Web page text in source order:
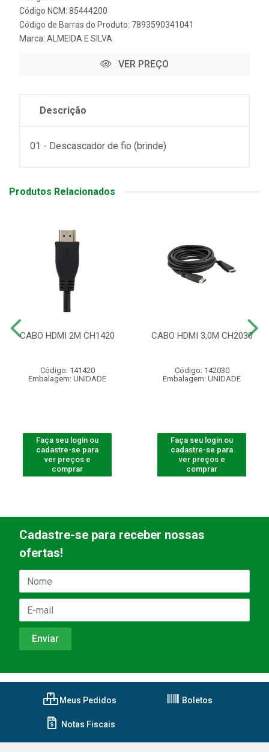
Código NCM: 85444200
Código de Barras do Produto: 7893590341041
Marca: ALMEIDA E SILVA
VER PREÇO
Descrição
01 - Descascador de fio (brinde)
Produtos Relacionados
CABO HDMI 2M CH1420
Código: 141420
Embalagem: UNIDADE
Faça seu login ou
cadastre-se para
ver preços e
comprar
CABO HDMI 3,0M CH2030
Código: 142030
Embalagem: UNIDADE
Faça seu login ou
cadastre-se para
ver preços e
comprar
Cadastre-se para receber nossas
ofertas!
Meus Pedidos Boletos
Notas Fiscais